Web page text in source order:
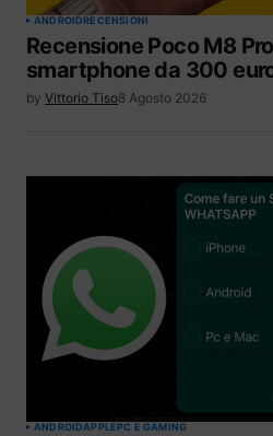
ANDROIDRECENSIONI
Recensione Poco M8
smartphone da 300
by Vittorio Tiso8 Agosto 2026
ANDROIDAPPLEPC E GAMING